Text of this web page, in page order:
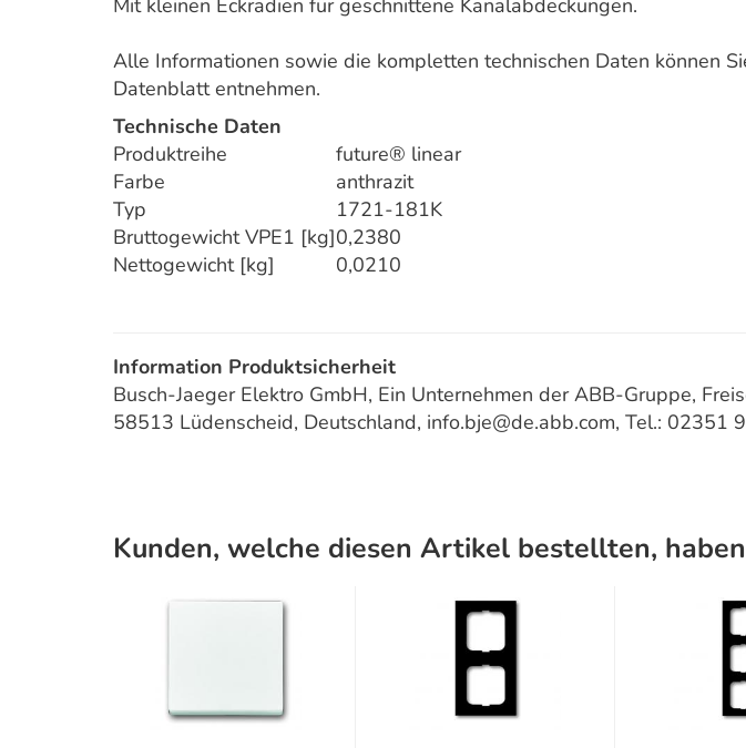
Mit kleinen Eckradien für geschnittene Kanalabdeckungen.
Alle Informationen sowie die kompletten technischen Daten können
Datenblatt entnehmen.
Technische Daten
Produktreihe
future® linear
Farbe
anthrazit
Typ
1721-181K
Bruttogewicht VPE1 [kg]0,2380
Nettogewicht [kg]
0,0210
Information Produktsicherheit
Busch-Jaeger Elektro GmbH, Ein Unternehmen der ABB-Gruppe,
58513 Lüdenscheid, Deutschland, info.bje@de.abb.com, Tel.: 02351
Kunden, welche diesen Artikel bestellten,